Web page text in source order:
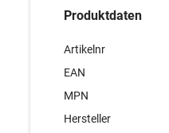
Produktdaten
Artikelnr
EAN
MPN
Hersteller